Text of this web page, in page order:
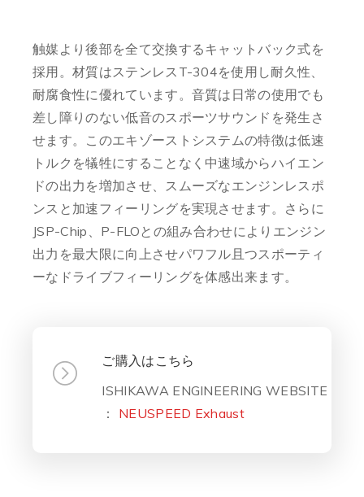
触媒より後部を全て交換するキャットバック式を
採用。材質はステンレスT-304を使用し耐久性、
耐腐食性に優れています。音質は日常の使用でも
差し障りのない低音のスポーツサウンドを発生さ
せます。このエキゾーストシステムの特徴は低速
トルクを犠牲にすることなく中速域からハイエン
ドの出力を増加させ、スムーズなエンジンレスポ
ンスと加速フィーリングを実現させます。さらに
JSP-Chip、P-FLOとの組み合わせによりエンジン
出力を最大限に向上させパワフル且つスポーティ
ーなドライブフィーリングを体感出来ます。
ご購入はこちら
ISHIKAWA ENGINEERING WEBSITE
： NEUSPEED Exhaust